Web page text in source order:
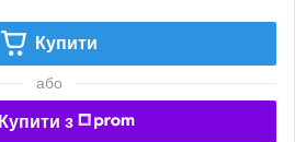
Купити
або
Купити з